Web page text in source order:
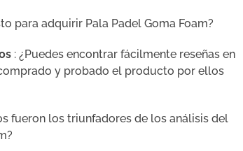
para adquirir Pala Padel Goma Foam?
: ¿Puedes encontrar fácilmente reseñas en
y probado el producto por ellos
fueron los triunfadores de los análisis del